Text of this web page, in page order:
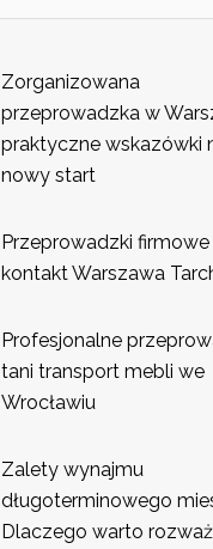
Zorganizowana
przeprowadzka w
praktyczne wskazówki
nowy start
Przeprowadzki firmowe
kontakt Warszawa
Profesjonalne
tani transport mebli we
Wrocławiu
Zalety wynajmu
długoterminowego
Dlaczego warto